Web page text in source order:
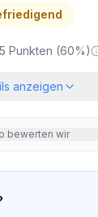
Punkten (60%)
anzeigen
bewerten wir